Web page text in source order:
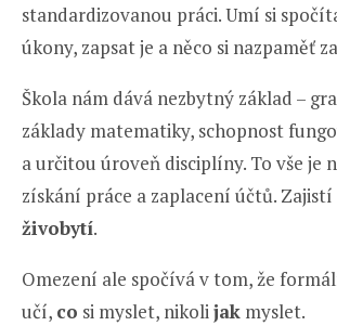
standardizovanou práci. Umí si
úkony, zapsat je a něco si nazpaměť
Škola nám dává nezbytný základ –
základy matematiky, schopnost
a určitou úroveň disciplíny. To vše je
získání práce a zaplacení účtů.
živobytí.
Omezení ale spočívá v tom, že
učí, co si myslet, nikolijak myslet.